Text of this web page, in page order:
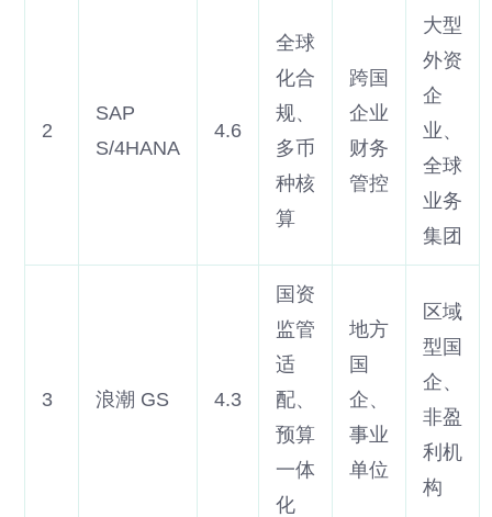
2
SAP
S/4HANA
4.6
全球
化合
规、
多币
种核
算
跨国
企业
财务
管控
大型
外资
企
业、
全球
业务
集团
3 浪潮 GS 4.3
国资
监管
适
配、
预算
一体
化
地方
国
企、
事业
单位
区域
型国
企、
非盈
利机
构